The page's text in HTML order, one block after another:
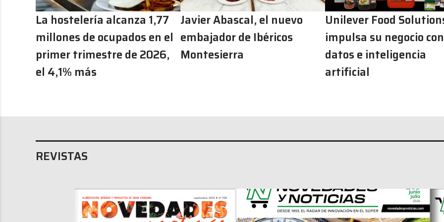
La hostelería alcanza 1,77
millones de ocupados en el
primer trimestre de 2026,
el 4,1% más
Javier Abascal, el nuevo
embajador de Ibéricos
Montesierra
Unilever Food
impulsa su negocio con
datos e inteligencia
artificial
REVISTAS